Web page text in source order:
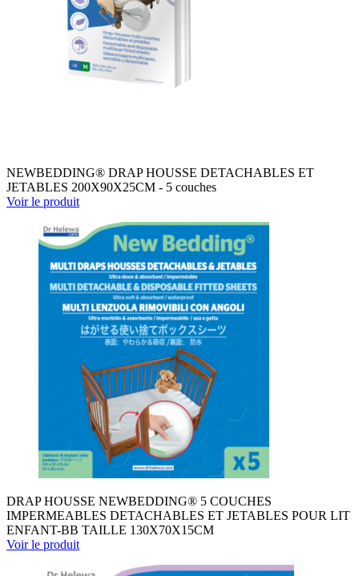
NEWBEDDING® DRAP HOUSSE DETACHABLES ET
JETABLES 200X90X25CM - 5 couches
Voir le produit
DRAP HOUSSE NEWBEDDING® 5 COUCHES
IMPERMEABLES DETACHABLES ET JETABLES POUR LIT
ENFANT-BB TAILLE 130X70X15CM
Voir le produit